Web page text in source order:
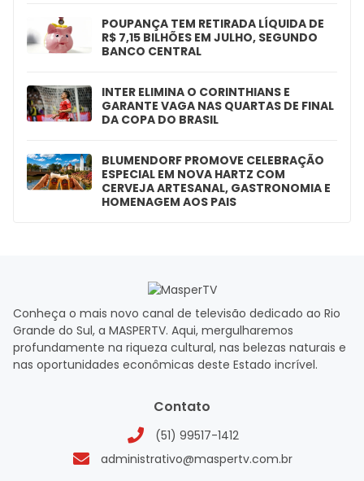
POUPANÇA TEM RETIRADA LÍQUIDA DE
R$ 7,15 BILHÕES EM JULHO, SEGUNDO
BANCO CENTRAL
INTER ELIMINA O CORINTHIANS E
GARANTE VAGA NAS QUARTAS DE FINAL
DA COPA DO BRASIL
BLUMENDORF PROMOVE CELEBRAÇÃO
ESPECIAL EM NOVA HARTZ COM
CERVEJA ARTESANAL, GASTRONOMIA E
HOMENAGEM AOS PAIS
Conheça o mais novo canal de televisão dedicado ao Rio
Grande do Sul, a MASPERTV. Aqui, mergulharemos
profundamente na riqueza cultural, nas belezas naturais e
nas oportunidades econômicas deste Estado incrível.
Contato
(51) 99517-1412
administrativo@maspertv.com.br